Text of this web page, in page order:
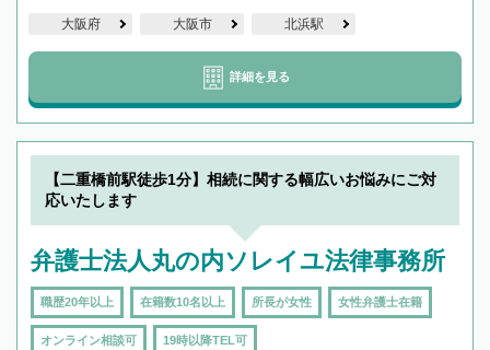
大阪府 大阪市 北浜駅
詳細を見る
【二重橋前駅徒歩1分】相続に関する幅広いお悩みにご対
応いたします
弁護士法人丸の内ソレイユ法律事務所
職歴20年以上 在籍数10名以上 所長が女性 女性弁護士在籍
オンライン相談可 19時以降TEL可